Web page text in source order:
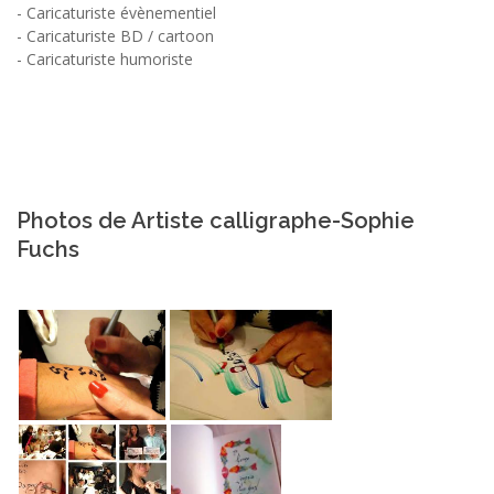
- Caricaturiste évènementiel
- Caricaturiste BD / cartoon
- Caricaturiste humoriste
Photos de Artiste calligraphe-Sophie
Fuchs